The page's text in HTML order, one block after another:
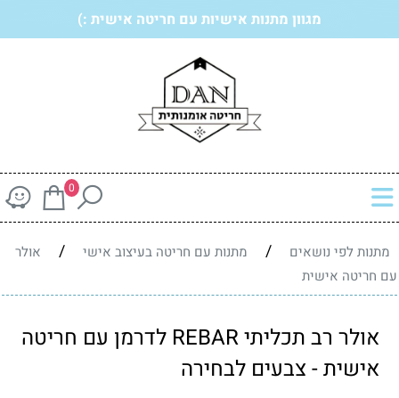
מגוון מתנות אישיות עם חריטה אישית :)
0
מתנות לפי נושאים / מתנות עם חריטה בעיצוב אישי /
אולר
עם חריטה אישית
אולר רב תכליתי REBAR לדרמן עם חריטה
אישית - צבעים לבחירה